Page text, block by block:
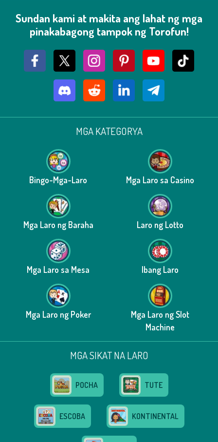
Sundan kami at makita ang lahat ng mga
pinakabagong tampok ng Torofun!
MGA KATEGORYA
Bingo-Mga-Laro Mga Laro sa Casino
Mga Laro ng Baraha Laro ng Lotto
Mga Laro sa Mesa Ibang Laro
Mga Laro ng Poker
Mga Laro ng Slot
Machine
MGA SIKAT NA LARO
POCHA TUTE
ESCOBA KONTINENTAL